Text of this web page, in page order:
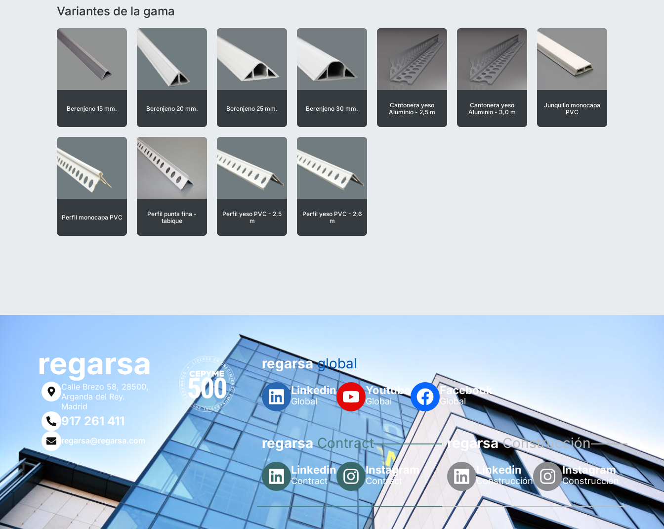
Variantes de la gama
Berenjeno 15 mm. Berenjeno 20 mm. Berenjeno 25 mm. Berenjeno 30 mm.
Cantonera yeso
Aluminio - 2,5 m
Cantonera yeso
Aluminio - 3,0 m
Junquillo monocapa
PVC
Perfil monocapa PVC
Perfil punta fina -
tabique
Perfil yeso PVC - 2,5
m
Perfil yeso PVC - 2,6
m
Calle Brezo 58, 28500,
Arganda del Rey.
Madrid
917 261 411
regarsa@regarsa.com
regarsaglobal
Linkedin
Global
Youtube
Global
Facebook
Global
regarsaContract
Linkedin
Contract
Instagram
Contract
regarsaConstrucción
Linkedin
Construcción
Instagram
Construcción